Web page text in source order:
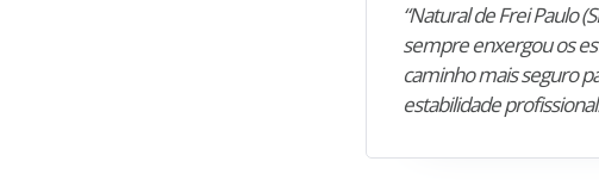
“Natural de Frei Paulo
sempre enxergou os
caminho mais seguro
estabilidade